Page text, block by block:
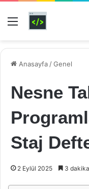
Menü
Anasayfa /Genel
Nesne
Staj
2 Eylül 2025 3